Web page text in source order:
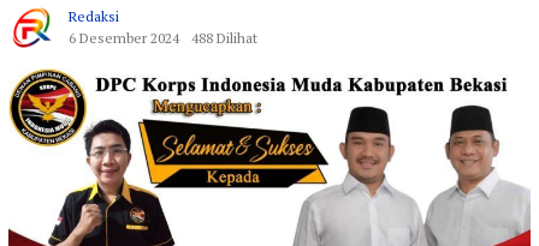
Redaksi
6 Desember 2024
488 Dilihat